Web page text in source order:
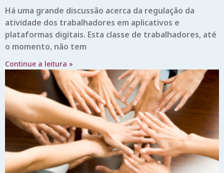
Há uma grande discussão acerca da regulação da
atividade dos trabalhadores em aplicativos e
plataformas digitais. Esta classe de trabalhadores, até
o momento, não tem
Continue a leitura »